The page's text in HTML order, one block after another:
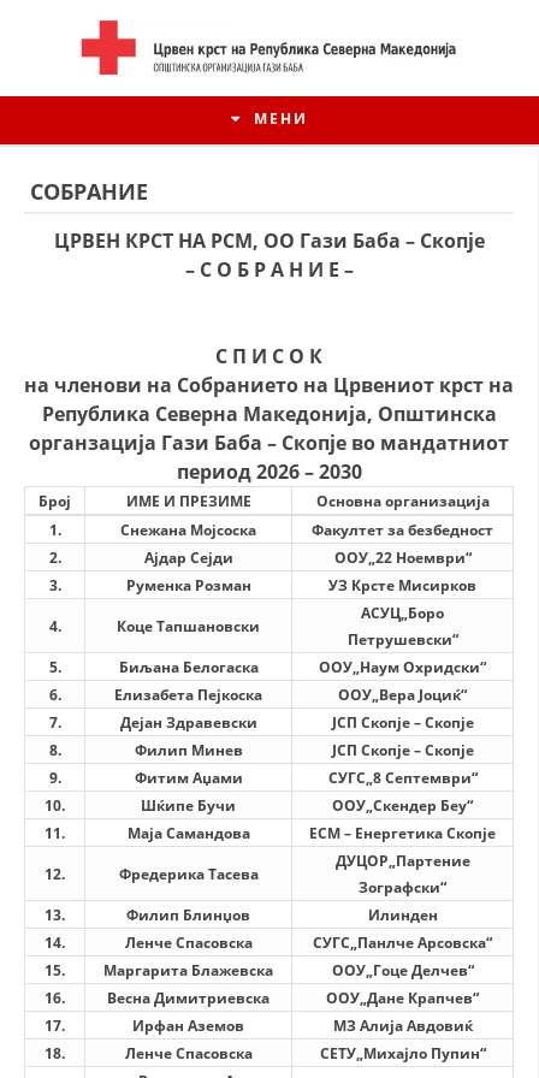
МЕНИ
ИСТОРИЈАТ НА ЦКРСМ
ИСТОРИЈАТ НА ДВИЖЕЊЕТО
СТРУКТУРА НА ОРГАНИЗАЦИЈАТА
КОНТАКТ ИНФОРМАЦИИ
ЧЛЕНСТВО ВО ПРОФЕСИОНАЛНИ ТЕЛА
ЗАКОН ЗА ЦКРМ
СТАТУТ НА ЦКРМ
ОРГАНИЗАЦИЈА И РАЗВОЈ
РАКОВОДЕН ОДБОР
СТРУКТУРА И ОРГАНИЗАЦИОНА ПОСТАВЕНОСТ
СОБРАНИЕ
ЦРВЕН КРСТ НА РСМ, ОО Гази Баба – Скопје
– С О Б Р А Н И Е –
С П И С О К
на членови на Собранието на Црвениот крст на
Република Северна Македонија, Општинска
органзација Гази Баба – Скопје во мандатниот
период 2026 – 2030
Број ИМЕ И ПРЕЗИМЕ
Основна организација
1.
Снежана Мојсоска
Факултет за безбедност
2.
Ајдар Сејди
ООУ„22 Ноември“
3.
Руменка Розман
УЗ Крсте Мисирков
4.
Коце Тапшановски
АСУЦ„Боро
Петрушевски“
5. Биљана Белогаска
ООУ„Наум Охридски“
6. Елизабета Пејкоска
ООУ„Вера Јоциќ“
7. Дејан Здравевски
ЈСП Скопје – Скопје
8. Филип Минев
ЈСП Скопје – Скопје
9. Фитим Аџами
СУГС„8 Септември“
10. Шќипе Бучи
ООУ„Скендер Беу“
11. Маја Самандова
ЕСМ – Енергетика Скопје
12. Фредерика Тасева
ДУЦОР„Партение
Зографски“
13. Филип Блинџов
Илинден
14. Ленче Спасовска
СУГС„Панлче Арсовска“
15. Маргарита Блажевска
ООУ„Гоце Делчев“
16. Весна Димитриевска
ООУ„Дане Крапчев“
17. Ирфан Аземов
МЗ Алија Авдовиќ
18. Ленче Спасовска
СЕТУ„Михајло Пупин“